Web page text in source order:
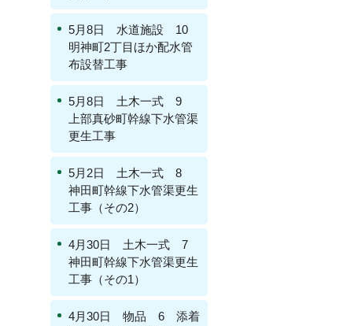
5月8日 水道施設 10
明神町2丁目ほか配水管
布設替工事
5月8日 土木一式 9
上部真砂町幹線下水管渠
更生工事
5月2日 土木一式 8
神田町幹線下水管渠更生
工事（その2）
4月30日 土木一式 7
神田町幹線下水管渠更生
工事（その1）
4月30日 物品 6 添着